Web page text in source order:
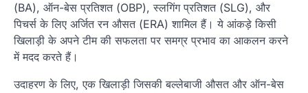
(BA), ऑन-बेस प्रतिशत (OBP), स्लगिंग प्रतिशत (SLG), और
पिचर्स के लिए अर्जित रन औसत (ERA) शामिल हैं। ये आंकड़े किसी
खिलाड़ी के अपने टीम की सफलता पर समग्र प्रभाव का आकलन करने
में मदद करते हैं।
उदाहरण के लिए, एक खिलाड़ी जिसकी बल्लेबाजी औसत और ऑन-बेस